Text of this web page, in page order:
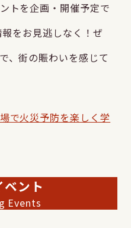
トを企画・開催予定で
をお見逃しなく！ぜ
、街の賑わいを感じて
で火災予防を楽しく学
ベント
Events